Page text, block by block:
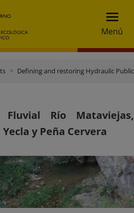
Menú
Defining and restoring Hydraulic
Fluvial Río Mataviejas,
y Peña Cervera